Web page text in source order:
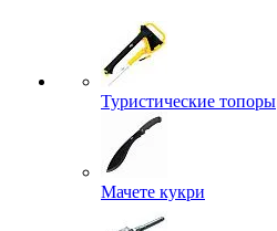
Туристические топоры
Мачете кукри